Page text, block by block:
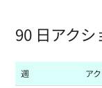
90 日アクシ
週 ア